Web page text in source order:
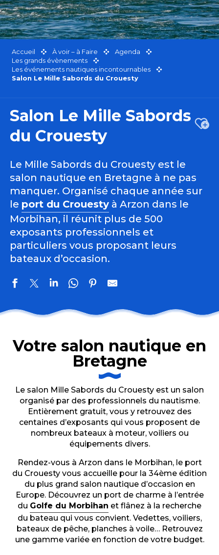
Accueil À voir – à Faire
Agenda
Les grands évènements
Les événements nautiques incontournables
Salon Le Mille Sabords du Crouesty
Salon Le Mille Sabords
du Crouesty
Le Mille Sabords du Crouesty est le
salon nautique en Bretagne à ne pas
manquer. Organisé chaque année sur
le port du Crouesty à Arzon dans le
Morbihan, il réunit plus de 500
exposants professionnels et
particuliers vous proposant leurs
bateaux d’occasion.
Votre salon nautique en
Bretagne
Le salon Mille Sabords du Crouesty est un salon
organisé par des professionnels du nautisme.
Entièrement gratuit, vous y retrouvez des
centaines d’exposants qui vous proposent de
nombreux bateaux à moteur, voiliers ou
équipements divers.
Rendez-vous à Arzon dans le Morbihan, le port
du Crouesty vous accueille pour la 34ème édition
du plus grand salon nautique d’occasion en
Europe. Découvrez un port de charme à l’entrée
du Golfe du Morbihan et flânez à la recherche
du bateau qui vous convient. Vedettes, voiliers,
bateaux de pêche, planches à voile… Retrouvez
une gamme variée en fonction de votre budget.